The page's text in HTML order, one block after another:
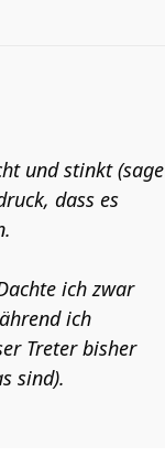
und stinkt (sage
dass es
ich zwar
ich
Treter bisher
sind).